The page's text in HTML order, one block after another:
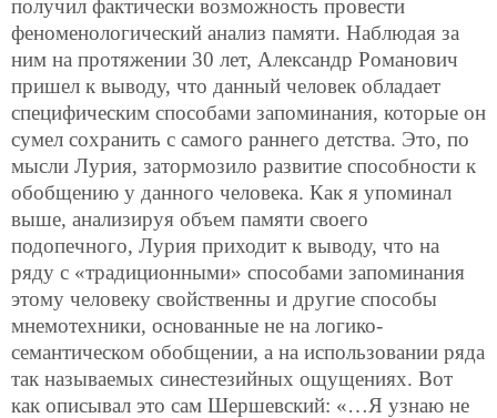
получил фактически возможность провести
феноменологический анализ памяти. Наблюдая за
ним на протяжении 30 лет, Александр Романович
пришел к выводу, что данный человек обладает
специфическим способами запоминания, которые он
сумел сохранить с самого раннего детства. Это, по
мысли Лурия, затормозило развитие способности к
обобщению у данного человека. Как я упоминал
выше, анализируя объем памяти своего
подопечного, Лурия приходит к выводу, что на
ряду с «традиционными» способами запоминания
этому человеку свойственны и другие способы
мнемотехники, основанные не на логико-
семантическом обобщении, а на использовании ряда
так называемых синестезийных ощущениях. Вот
как описывал это сам Шершевский: «…Я узнаю не